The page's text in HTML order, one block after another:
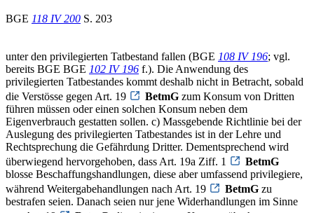
BGE 118 IV 200 S. 203
unter den privilegierten Tatbestand fallen (BGE 108 IV 196; vgl.
bereits BGE BGE 102 IV 196 f.). Die Anwendung des
privilegierten Tatbestandes kommt deshalb nicht in Betracht, sobald
die Verstösse gegen Art. 19
BetmG zum Konsum von Dritten
führen müssen oder einen solchen Konsum neben dem
Eigenverbrauch gestatten sollen. c) Massgebende Richtlinie bei der
Auslegung des privilegierten Tatbestandes ist in der Lehre und
Rechtsprechung die Gefährdung Dritter. Dementsprechend wird
überwiegend hervorgehoben, dass Art. 19a Ziff. 1
BetmG
blosse Beschaffungshandlungen, diese aber umfassend privilegiere,
während Weitergabehandlungen nach Art. 19
BetmG zu
bestrafen seien. Danach seien nur jene Widerhandlungen im Sinne